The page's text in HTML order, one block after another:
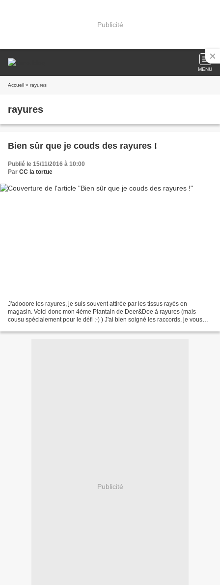
Publicité
MENU
Accueil » rayures
rayures
Bien sûr que je couds des rayures !
Publié le 15/11/2016 à 10:00
Par CC la tortue
J'adooore les rayures, je suis souvent attirée par les tissus rayés en
magasin. Voici donc mon 4ème Plantain de Deer&Doe à rayures (mais
cousu spécialement pour le défi ;-) ) J'ai bien soigné les raccords, je vous
Publicité